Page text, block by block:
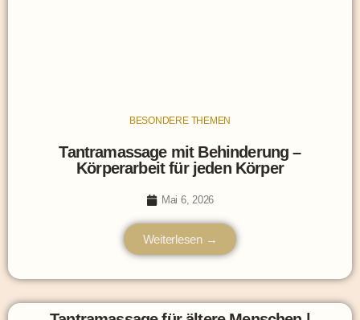
BESONDERE THEMEN
Tantramassage mit Behinderung –
Körperarbeit für jeden Körper
Mai 6, 2026
Weiterlesen →